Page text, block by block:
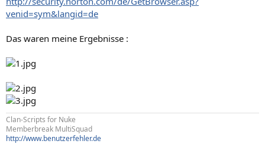
venid=sym&langid=de
Das waren meine Ergebnisse :
Clan-Scripts for Nuke
Memberbreak MultiSquad
http://www.benutzerfehler.de